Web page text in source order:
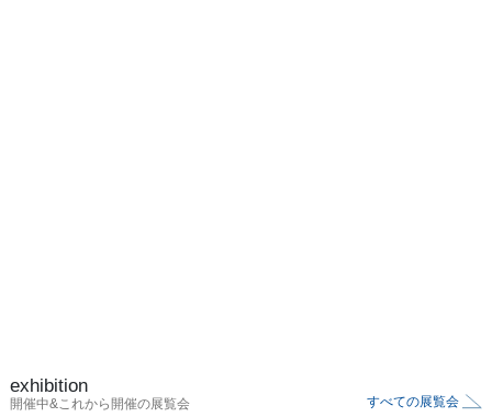
exhibition
開催中&これから開催の展覧会 すべての展覧会